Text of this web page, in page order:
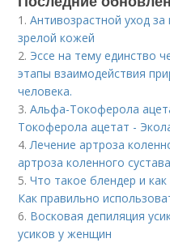
1.Антивозрастной уход
зрелой кожей
2. Эссе на тему единство
этапы взаимодействия
человека.
3.Альфа-Токоферола
Токоферола ацетат -
4.Лечение артроза
артроза коленного сустава
5.Что такое блендер и
Как правильно
6. Восковая депиляция
усиков у женщин